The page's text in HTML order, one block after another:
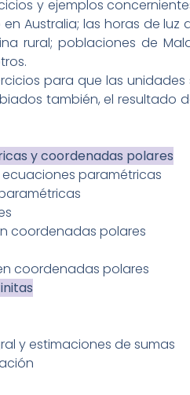
y ejemplos
Australia; las horas de luz
rural; poblaciones de
para que las
también, el resultado
y coordenadas polares
ecuaciones paramétricas
coordenadas polares
coordenadas polares
y estimaciones de sumas